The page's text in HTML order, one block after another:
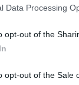
Data Processing
opt-out of the
opt-out of the Sale
stoppen
dan